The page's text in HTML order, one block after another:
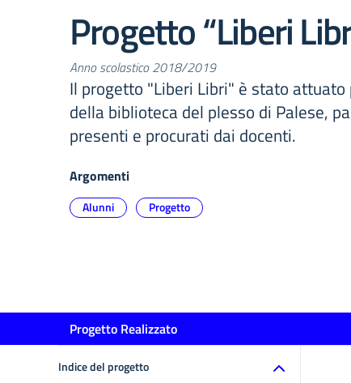
Progetto “Liberi
Anno scolastico 2018/2019
Il progetto "Liberi Libri" è stato
della biblioteca del plesso di Palese,
presenti e procurati dai docenti.
Argomenti
Alunni Progetto
Progetto Realizzato
Indice del progetto